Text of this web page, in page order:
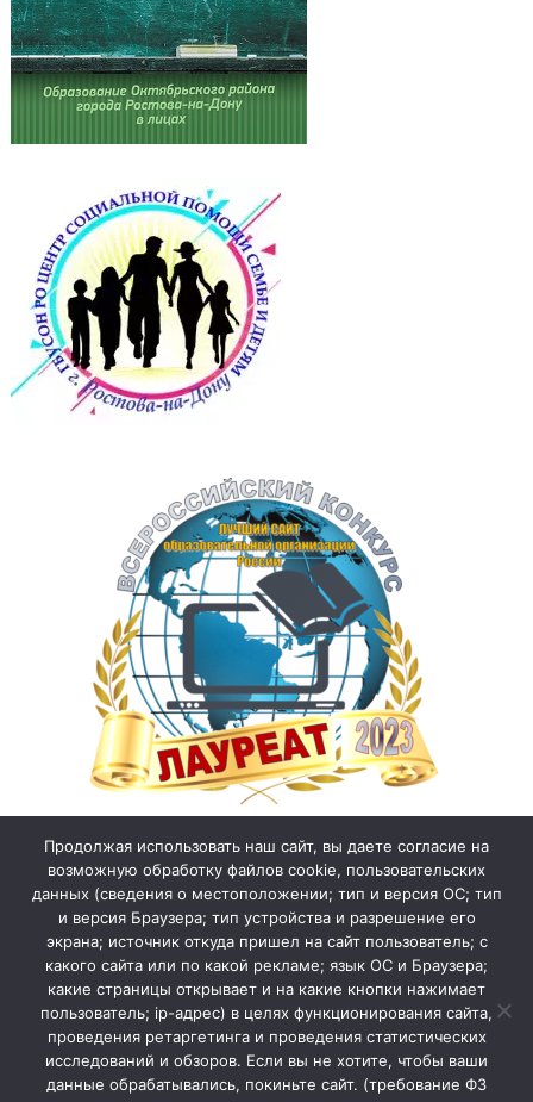
Продолжая использовать наш сайт, вы даете согласие на
возможную обработку файлов cookie, пользовательских
данных (сведения о местоположении; тип и версия ОС; тип
и версия Браузера; тип устройства и разрешение его
экрана; источник откуда пришел на сайт пользователь; с
какого сайта или по какой рекламе; язык ОС и Браузера;
какие страницы открывает и на какие кнопки нажимает
пользователь; ip-адрес) в целях функционирования сайта,
проведения ретаргетинга и проведения статистических
исследований и обзоров. Если вы не хотите, чтобы ваши
данные обрабатывались, покиньте сайт. (требование ФЗ